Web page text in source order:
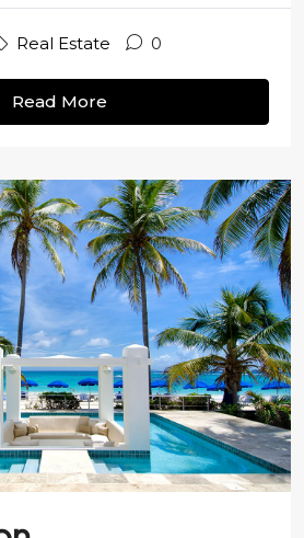
Real Estate 0
Read More